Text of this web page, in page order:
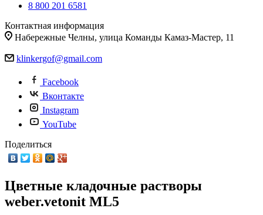
8 800 201 6581
Контактная информация
Набережные Челны, улица Команды Камаз-Мастер, 11
klinkergof@gmail.com
Facebook
Вконтакте
Instagram
YouTube
Поделиться
Цветные кладочные растворы
weber.vetonit ML5